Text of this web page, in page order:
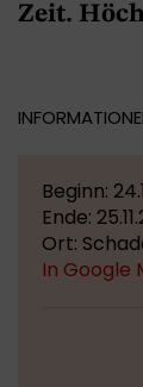
Zeit.
Beginn:
Ende:
Ort:
In Google